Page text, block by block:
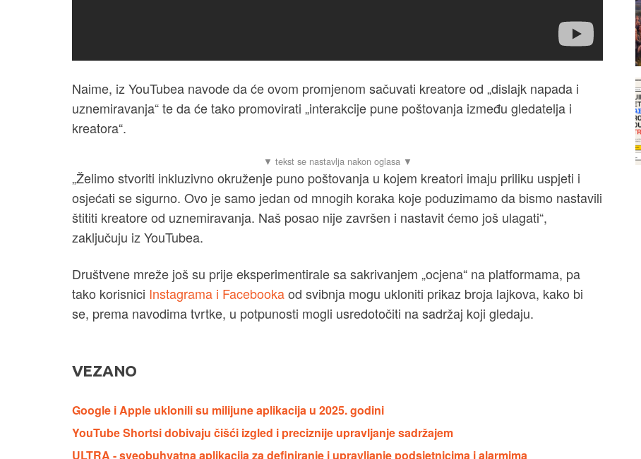
Naime, iz YouTubea navode da će ovom promjenom sačuvati kreatore od „dislajk napada i
uznemiravanja“ te da će tako promovirati „interakcije pune poštovanja između gledatelja i
kreatora“.
„Želimo stvoriti inkluzivno okruženje puno poštovanja u kojem kreatori imaju priliku uspjeti i
osjećati se sigurno. Ovo je samo jedan od mnogih koraka koje poduzimamo da bismo nastavili
štititi kreatore od uznemiravanja. Naš posao nije završen i nastavit ćemo još ulagati“,
zaključuju iz YouTubea.
Društvene mreže još su prije eksperimentirale sa sakrivanjem „ocjena“ na platformama, pa
tako korisnici Instagrama i Facebookaod svibnja mogu ukloniti prikaz broja lajkova, kako bi
se, prema navodima tvrtke, u potpunosti mogli usredotočiti na sadržaj koji gledaju.
VEZANO
Google i Apple uklonili su milijune aplikacija u 2025. godini
YouTube Shortsi dobivaju čišći izgled i preciznije upravljanje sadržajem
ULTRA - sveobuhvatna aplikacija za definiranje i upravljanje podsjetnicima i alarmima